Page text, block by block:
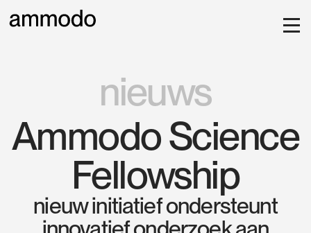
nieuws
Ammodo Science
Fellowship
nieuw initiatief ondersteunt